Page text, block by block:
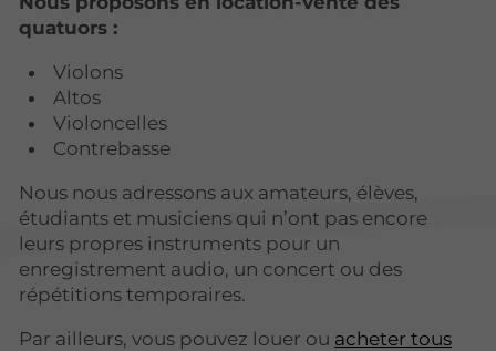
quatuors :
Violons
Altos
Violoncelles
Contrebasse
Nous nous adressons aux amateurs, élèves,
étudiants et musiciens qui n’ont pas encore
leurs propres instruments pour un
enregistrement audio, un concert ou des
répétitions temporaires.
Par ailleurs, vous pouvez louer ou acheter tous